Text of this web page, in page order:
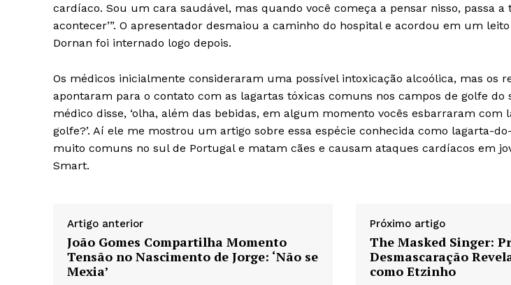
cardíaco. Sou um cara saudável, mas quando você começa a pensar nisso, passa
acontecer’”. O apresentador desmaiou a caminho do hospital e acordou em um
Dornan foi internado logo depois.
Os médicos inicialmente consideraram uma possível intoxicação alcoólica, mas os
apontaram para o contato com as lagartas tóxicas comuns nos campos de golfe do
médico disse, ‘olha, além das bebidas, em algum momento vocês esbarraram com
golfe?’. Aí ele me mostrou um artigo sobre essa espécie conhecida como lagarta-
muito comuns no sul de Portugal e matam cães e causam ataques cardíacos em
Smart.
Artigo anterior
João Gomes Compartilha Momento
Tensão no Nascimento de Jorge: ‘Não se
Mexia’
Próximo artigo
The Masked Singer:
Desmascaração
como Etzinho